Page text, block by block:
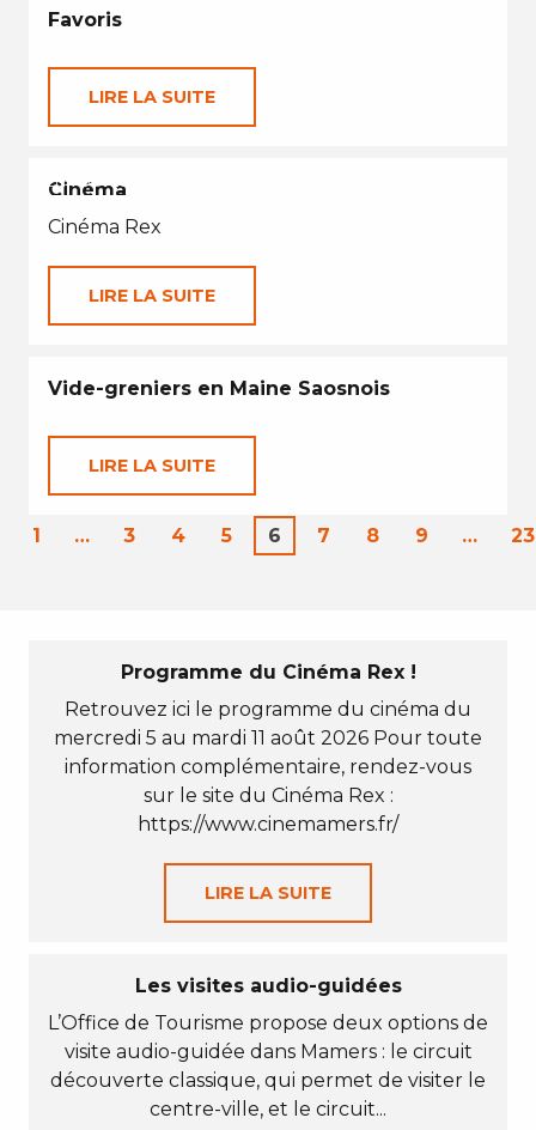
Favoris
LIRE LA SUITE
EN TOUTES SAISONS
Cinéma
Cinéma Rex
LIRE LA SUITE
Vide-greniers en Maine Saosnois
LIRE LA SUITE
1 … 3 4 5 6 7 8 9 … 23
Programme du Cinéma Rex !
Retrouvez ici le programme du cinéma du
mercredi 5 au mardi 11 août 2026 Pour toute
information complémentaire, rendez-vous
sur le site du Cinéma Rex :
https://www.cinemamers.fr/
LIRE LA SUITE
Les visites audio-guidées
L’Office de Tourisme propose deux options de
visite audio-guidée dans Mamers : le circuit
découverte classique, qui permet de visiter le
centre-ville, et le circuit...